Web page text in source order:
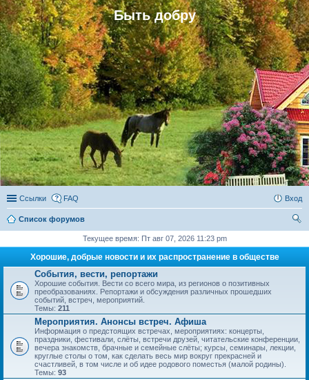
Быть добру
Ссылки FAQ Вход
Список форумов
Текущее время: Пт авг 07, 2026 11:23 pm
Хорошие, добрые новости и их распространение в обществе
События, вести, репортажи
Хорошие события. Вести со всего мира, из регионов о позитивных
преобразованиях. Репортажи и обсуждения различных прошедших
событий, встреч, мероприятий.
Темы: 211
Мероприятия. Анонсы встреч. Афиша
Информация о предстоящих встречах, мероприятиях: концерты,
праздники, фестивали, слёты, встречи друзей, читательские конференции,
вечера знакомств, брачные и семейные слёты; курсы, семинары, лекции,
круглые столы о том, как сделать весь мир вокруг прекрасней и
счастливей, в том числе и об идее родового поместья (малой родины).
Темы: 93